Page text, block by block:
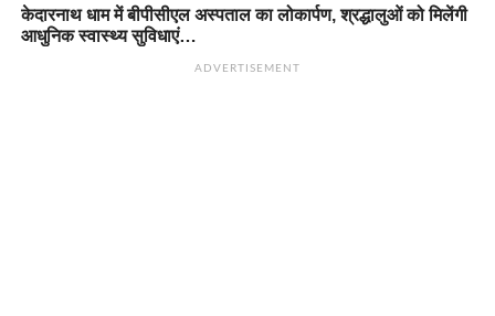
केदारनाथ धाम में बीपीसीएल अस्पताल का लोकार्पण, श्रद्धालुओं को मिलेंगी
आधुनिक स्वास्थ्य सुविधाएं…
ADVERTISEMENT